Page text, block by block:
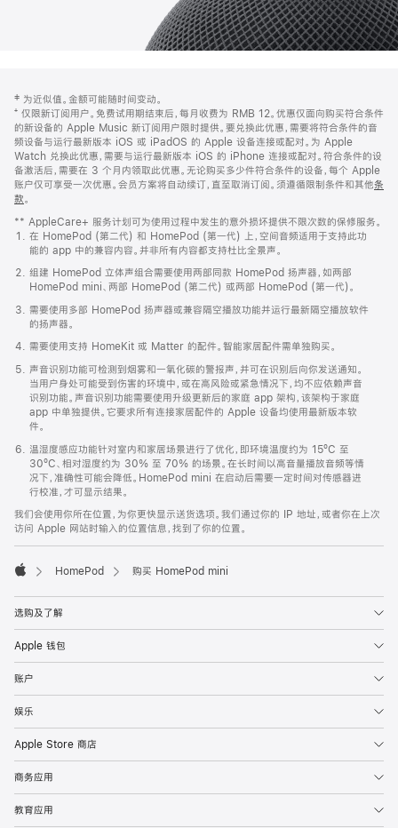
页
页
脚
注
‡ 为近似值。金额可能随时间变动。
⁺ 仅限新订阅用户。免费试用期结束后，每月收费为 RMB 12。优惠仅面向购买符合条件
的新设备的 Apple Music 新订阅用户限时提供。要兑换此优惠，需要将符合条件的音
频设备与运行最新版本 iOS 或 iPadOS 的 Apple 设备连接或配对。为 Apple
Watch 兑换此优惠，需要与运行最新版本 iOS 的 iPhone 连接或配对。符合条件的设
备激活后，需要在 3 个月内领取此优惠。无论购买多少件符合条件的设备，每个 Apple
账户仅可享受一次优惠。会员方案将自动续订，直至取消订阅。须遵循限制条件和其他条
款。
窗
口
中
打
开)
** AppleCare+ 服务计划可为使用过程中发生的意外损坏提供不限次数的保修服务。
在 HomePod (第二代) 和 HomePod (第一代) 上，空间音频适用于支持此功
能的 app 中的兼容内容。并非所有内容都支持杜比全景声。
组建 HomePod 立体声组合需要使用两部同款 HomePod 扬声器，如两部
HomePod mini、两部 HomePod (第二代) 或两部 HomePod (第一代)。
需要使用多部 HomePod 扬声器或兼容隔空播放功能并运行最新隔空播放软件
的扬声器。
需要使用支持 HomeKit 或 Matter 的配件。智能家居配件需单独购买。
声音识别功能可检测到烟雾和一氧化碳的警报声，并可在识别后向你发送通知。
当用户身处可能受到伤害的环境中，或在高风险或紧急情况下，均不应依赖声音
识别功能。声音识别功能需要使用升级更新后的家庭 app 架构，该架构于家庭
app 中单独提供。它要求所有连接家居配件的 Apple 设备均使用最新版本软
件。
温湿度感应功能针对室内和家居场景进行了优化，即环境温度约为 15ºC 至
30ºC、相对湿度约为 30% 至 70% 的场景。在长时间以高音量播放音频等情
况下，准确性可能会降低。HomePod mini 在启动后需要一定时间对传感器进
行校准，才可显示结果。
我们会使用你所在位置，为你更快显示送货选项。我们通过你的 IP 地址，或者你在上次
访问 Apple 网站时输入的位置信息，找到了你的位置。
HomePod 购买 HomePod mini
选购及了解
Apple 钱包
账户
娱乐
Apple Store 商店
商务应用
教育应用